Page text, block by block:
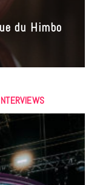
du Himbo